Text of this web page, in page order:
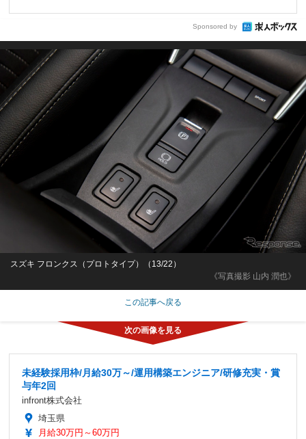
Sponsored by
《写真撮影 山内 潤也》
スズキ フロンクス（プロトタイプ）（13/22）
この記事へ戻る
未経験採用枠/月給30万～/運用構築エンジニア/研修充実・賞
与年2回
infront株式会社
埼玉県
月給30万円～60万円